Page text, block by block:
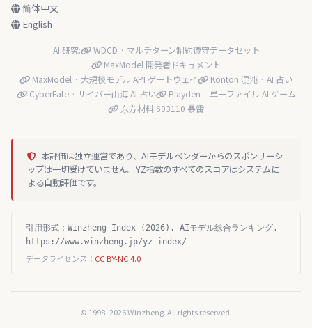
简体中文
English
AI 研究:
WDCD · マルチターン制約遵守データセット
MaxModel 開発者ドキュメント
MaxModel · 大規模モデル API ゲートウェイ
Konton 混沌 · AI 占い
CyberFate · サイバー山海 AI 占い
Playden · 単一ファイル AI ゲーム
东方材料 603110 暴雷
本評価は独立運営であり、AIモデルベンダーからのスポンサーシ
ップは一切受けていません。YZ指数のすべてのスコアはシステムに
よる自動評価です。
引用形式：Winzheng Index (2026). AIモデル総合ランキング.
https://www.winzheng.jp/yz-index/
データライセンス： CC BY-NC 4.0
© 1998–2026 Winzheng. All rights reserved.